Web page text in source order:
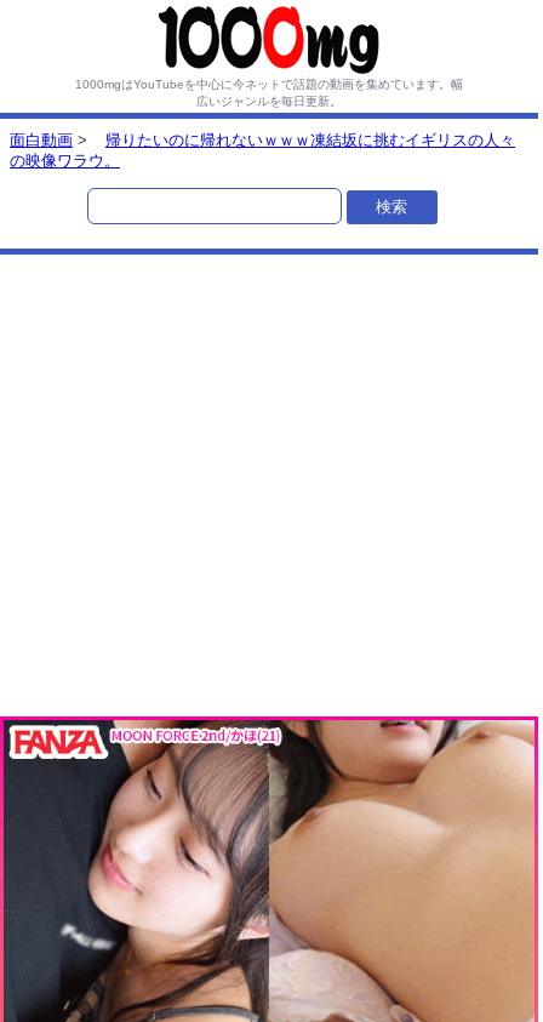
1000mgはYouTubeを中心に今ネットで話題の動画を集めています。 幅
広いジャンルを毎日更新。
面白動画 >
帰りたいのに帰れないｗｗｗ凍結坂に挑むイギリスの人々
の映像ワラウ。